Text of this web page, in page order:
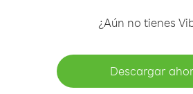
¿Aún no tienes
Descargar